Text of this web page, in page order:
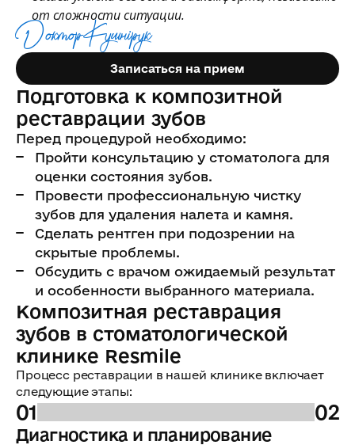
от сложности ситуации.
Доктор Кушнiрук
Записаться на прием
Подготовка к композитной
реставрации зубов
Перед процедурой необходимо:
Пройти консультацию у стоматолога для
оценки состояния зубов.
Провести профессиональную чистку
зубов для удаления налета и камня.
Сделать рентген при подозрении на
скрытые проблемы.
Обсудить с врачом ожидаемый результат
и особенности выбранного материала.
Композитная реставрация
зубов в стоматологической
клинике Resmile
Процесс реставрации в нашей клинике включает
следующие этапы:
01 02
Диагностика и планирование